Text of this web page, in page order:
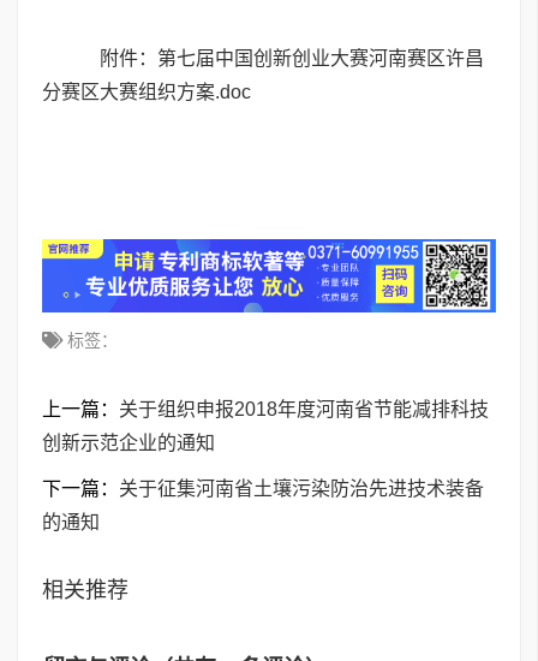
附件：第七届中国创新创业大赛河南赛区许昌
分赛区大赛组织方案.doc
标签：
上一篇： 关于组织申报2018年度河南省节能减排科技
创新示范企业的通知
下一篇： 关于征集河南省土壤污染防治先进技术装备
的通知
相关推荐